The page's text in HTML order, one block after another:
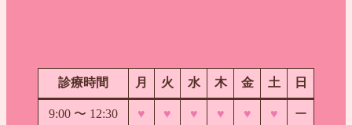
診療時間 月 火 水 木 金 土 日
9:00 〜 12:30 ♥ ♥ ♥ ♥ ♥ ♥ ー